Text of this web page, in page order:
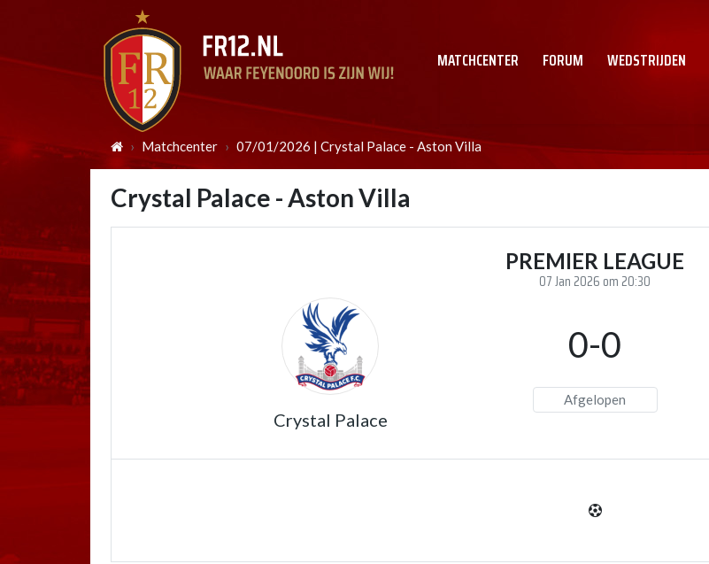
MATCHCENTER FORUM WEDSTRIJDEN
Matchcenter 07/01/2026 | Crystal Palace - Aston Villa
Crystal Palace - Aston Villa
PREMIER LEAGUE
07 Jan 2026 om 20:30
Crystal Palace
0-0
Afgelopen